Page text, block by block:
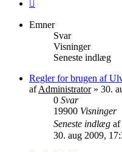
Emner
Svar
Visninger
Seneste indlæg
Regler for brugen af
afAdministrator» 30.
0 Svar
19900 Visninger
Seneste indlæg af
30. aug 2009,